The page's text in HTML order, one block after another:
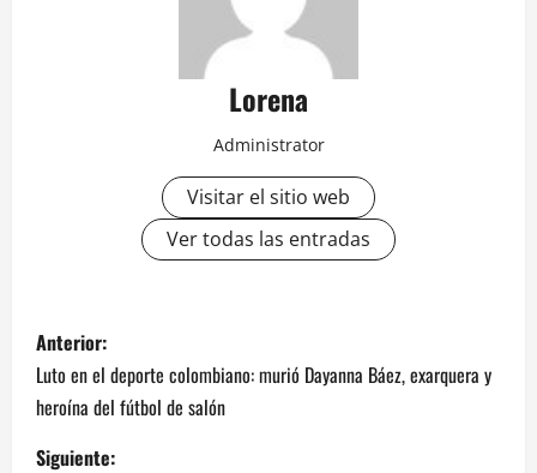
Lorena
Administrator
Visitar el sitio web
Ver todas las entradas
Anterior:
Luto en el deporte colombiano: murió Dayanna Báez, exarquera y
heroína del fútbol de salón
Siguiente: